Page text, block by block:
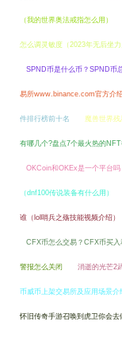
（我的世界奥法戒指怎么用）
怎么调灵敏度（2023年无后坐力
SPND币是什么币？SPND币
易所www.binance.com官方介
件排行榜前十名 魔兽世界
有哪几个?盘点7个最火热的
OKCoin和OKEx是一个平台
（dnf100传说装备有什么用）
谁（lol哨兵之殇技能视频介绍）
CFX币怎么交易？CFX币买入
警报怎么关闭 消逝的光芒2
币威币上架交易所及应用场景介
怀旧传奇手游召唤到虎卫你会去